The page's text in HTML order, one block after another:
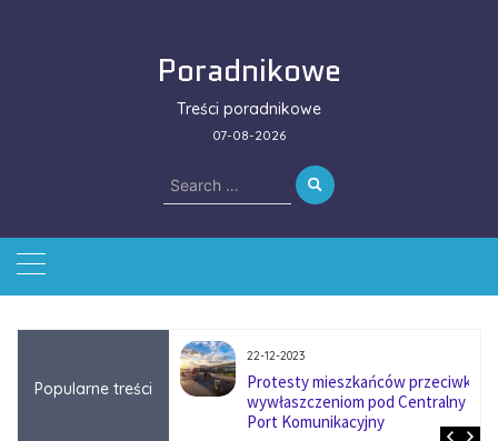
Poradnikowe
Treści poradnikowe
07-08-2026
Search
for:
Popularne treści
się na zmianę
w firmach
22-12-2023
Protesty mieszkańców przeciwko
wywłaszczeniom pod Centralny
Port Komunikacyjny